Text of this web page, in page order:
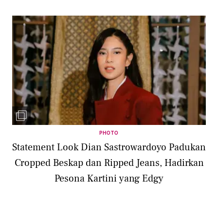
PHOTO
Statement Look Dian Sastrowardoyo Padukan
Cropped Beskap dan Ripped Jeans, Hadirkan
Pesona Kartini yang Edgy